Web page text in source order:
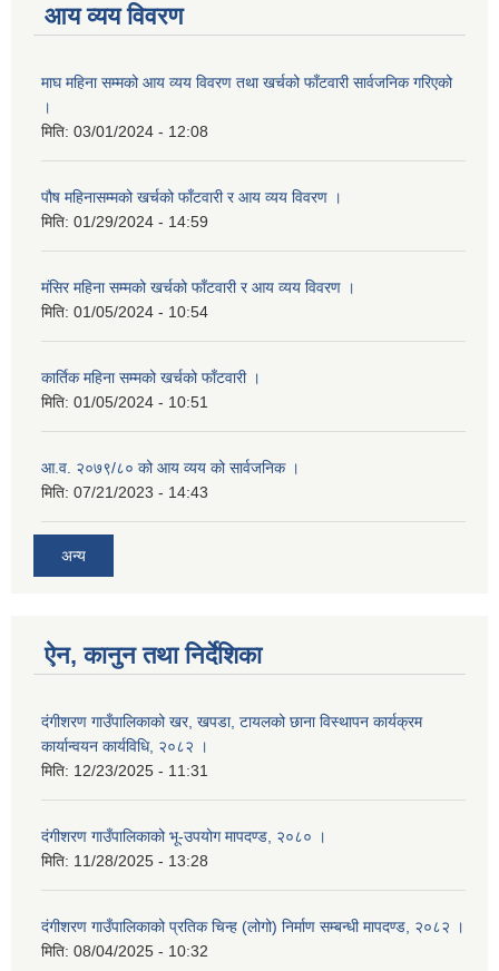
आय व्यय विवरण
माघ महिना सम्मको आय व्यय विवरण तथा खर्चको फाँटवारी सार्वजनिक गरिएको
।
मिति: 03/01/2024 - 12:08
पौष महिनासम्मको खर्चको फाँटवारी र आय व्यय विवरण ।
मिति: 01/29/2024 - 14:59
मंसिर महिना सम्मको खर्चको फाँटवारी र आय व्यय विवरण ।
मिति: 01/05/2024 - 10:54
कार्तिक महिना सम्मको खर्चको फाँटवारी ।
मिति: 01/05/2024 - 10:51
आ.व. २०७९/८० को आय व्यय को सार्वजनिक ।
मिति: 07/21/2023 - 14:43
अन्य
ऐन, कानुन तथा निर्देशिका
दंगीशरण गाउँपालिकाको खर, खपडा, टायलको छाना विस्थापन कार्यक्रम
कार्यान्वयन कार्यविधि, २०८२ ।
मिति: 12/23/2025 - 11:31
दंगीशरण गाउँपालिकाको भू-उपयोग मापदण्ड, २०८० ।
मिति: 11/28/2025 - 13:28
दंगीशरण गाउँपालिकाको प्रतिक चिन्ह (लोगो) निर्माण सम्बन्धी मापदण्ड, २०८२ ।
मिति: 08/04/2025 - 10:32